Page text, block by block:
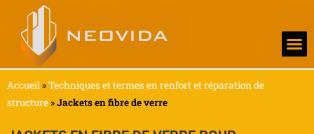
Accueil »Techniques et termes en renfort et réparation de
structure »Jackets en fibre de verre